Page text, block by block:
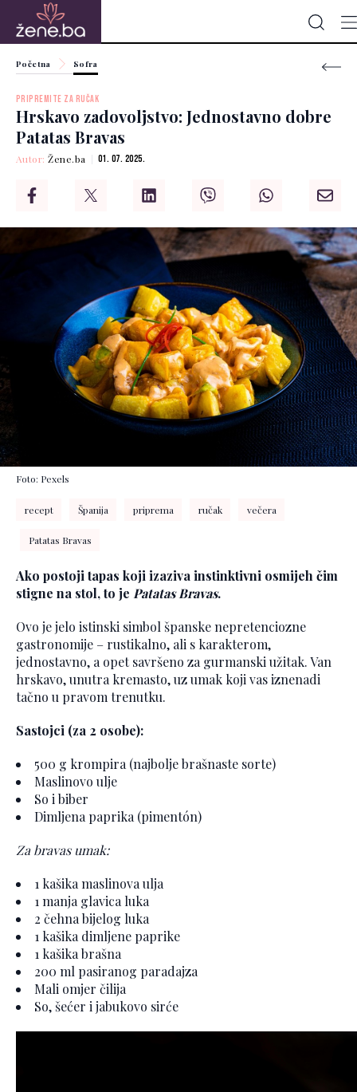
Početna Sofra
PRIPREMITE ZA RUČAK
Hrskavo zadovoljstvo: Jednostavno dobre
Patatas Bravas
Autor:Žene.ba 01. 07. 2025.
Foto: Pexels
recept Španija priprema ručak večera
Patatas Bravas
Ako postoji tapas koji izaziva instinktivni osmijeh čim
stigne na stol, to je Patatas Bravas.
Ovo je jelo istinski simbol španske nepretenciozne
gastronomije – rustikalno, ali s karakterom,
jednostavno, a opet savršeno za gurmanski užitak. Van
hrskavo, unutra kremasto, uz umak koji vas iznenadi
tačno u pravom trenutku.
Sastojci (za 2 osobe):
500 g krompira (najbolje brašnaste sorte)
Maslinovo ulje
So i biber
Dimljena paprika (pimentón)
Za bravas umak:
1 kašika maslinova ulja
1 manja glavica luka
2 čehna bijelog luka
1 kašika dimljene paprike
1 kašika brašna
200 ml pasiranog paradajza
Mali omjer čilija
So, šećer i jabukovo sirće